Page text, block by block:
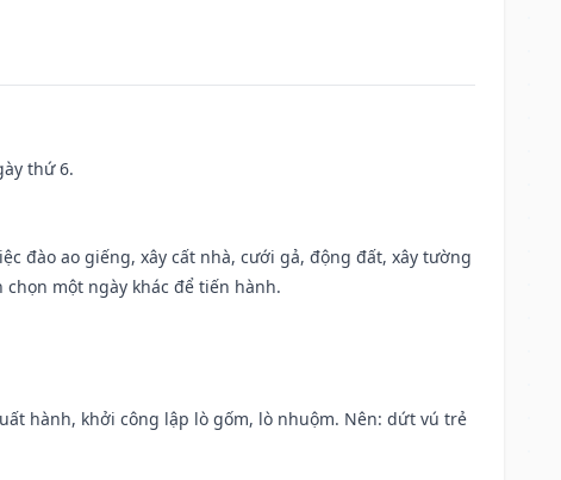
thứ 6.
đào ao giếng, xây cất nhà, cưới gả, động đất, xây tường
một ngày khác để tiến hành.
hành, khởi công lập lò gốm, lò nhuộm. Nên: dứt vú trẻ